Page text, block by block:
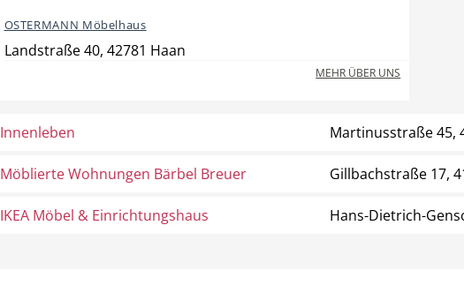
OSTERMANN Möbelhaus
Landstraße 40, 42781 Haan
MEHR ÜBER UNS
Innenleben Martinusstraße 45,
Möblierte Wohnungen Bärbel Breuer Gillbachstraße 17,
IKEA Möbel & Einrichtungshaus Hans-Dietrich-